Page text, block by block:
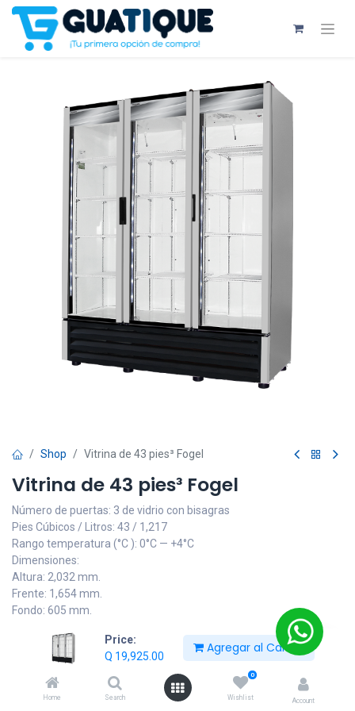
Price:
Q 19,925.00
Agregar al Carrito
Home Search
0
Wishlist Account
Shop Vitrina de 43 pies³ Fogel
Vitrina de 43 pies³ Fogel
Número de puertas: 3 de vidrio con bisagras
Pies Cúbicos / Litros: 43 / 1,217
Rango temperatura (°C ): 0°C ­— +4°C
Dimensiones:
Altura: 2,032 mm.
Frente: 1,654 mm.
Fondo: 605 mm.
19,925.00
Añadir al carrito